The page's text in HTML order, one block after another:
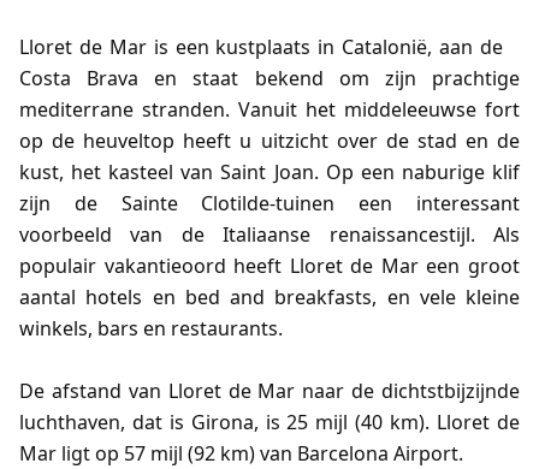
Lloret de Mar is een kustplaats in Catalonië, aan de
Costa Brava en staat bekend om zijn prachtige
mediterrane stranden. Vanuit het middeleeuwse fort
op de heuveltop heeft u uitzicht over de stad en de
kust, het kasteel van Saint Joan. Op een naburige klif
zijn de Sainte Clotilde-tuinen een interessant
voorbeeld van de Italiaanse renaissancestijl. Als
populair vakantieoord heeft Lloret de Mar een groot
aantal hotels en bed and breakfasts, en vele kleine
winkels, bars en restaurants.
De afstand van Lloret de Mar naar de dichtstbijzijnde
luchthaven, dat is Girona, is 25 mijl (40 km). Lloret de
Mar ligt op 57 mijl (92 km) van Barcelona Airport.